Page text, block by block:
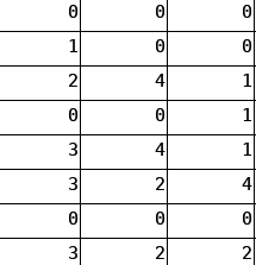
0 0
0
1 0
0
2 4
1
0 0
1
3 4
1
3 2
4
0 0
0
3 2
2